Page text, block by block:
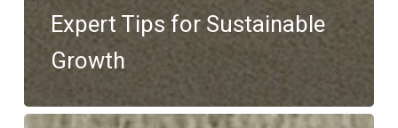
Expert Tips for Sustainable
Growth